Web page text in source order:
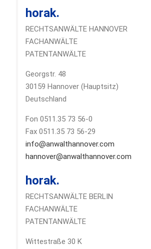
horak.
RECHTSANWÄLTE HANNOVER
FACHANWÄLTE
PATENTANWÄLTE
Georgstr. 48
30159 Hannover (Hauptsitz)
Deutschland
Fon 0511.35 73 56-0
Fax 0511.35 73 56-29
info@anwalthannover.com
hannover@anwalthannover.com
horak.
RECHTSANWÄLTE BERLIN
FACHANWÄLTE
PATENTANWÄLTE
Wittestraße 30 K